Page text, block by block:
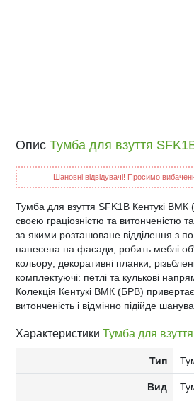
Опис Тумба для взуття
Шановні відвідувачі! Просимо
Тумба для взуття SFK1B Кентукі
своєю граціозністю та витонченістю
за якими розташоване відділення з
нанесена на фасади, робить меблі
кольору; декоративні планки;
комплектуючі: петлі та кулькові
Колекція Кентукі ВМК (БРВ) привертає
витонченість і відмінно підійде
Характеристики Тумба для
Тип
Вид